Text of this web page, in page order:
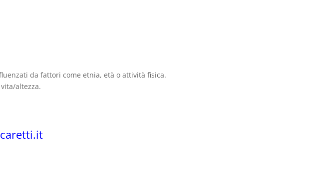
da fattori come etnia, età o attività fisica.
altezza.